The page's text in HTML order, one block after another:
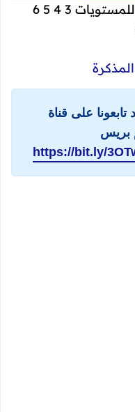
مذكرة التقويم التشخيصي للمستويات 3 4 5 6
تابعونا على قناة
بريس
https://bit.ly/